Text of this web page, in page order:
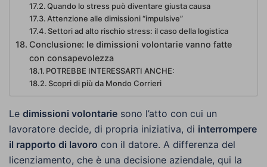
Quando lo stress può diventare giusta causa
Attenzione alle dimissioni “impulsive”
Settori ad alto rischio stress: il caso della logistica
Conclusione: le dimissioni volontarie vanno fatte
con consapevolezza
POTREBBE INTERESSARTI ANCHE:
Scopri di più da Mondo Corrieri
Le dimissioni volontarie sono l’atto con cui un
lavoratore decide, di propria iniziativa, di interrompere
il rapporto di lavoro con il datore. A differenza del
licenziamento, che è una decisione aziendale, qui la